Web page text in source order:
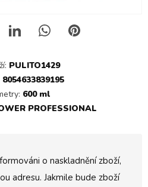
PULITO1429
8054633839195
600 ml
PROFESSIONAL
o naskladnění zboží,
adresu. Jakmile bude zboží